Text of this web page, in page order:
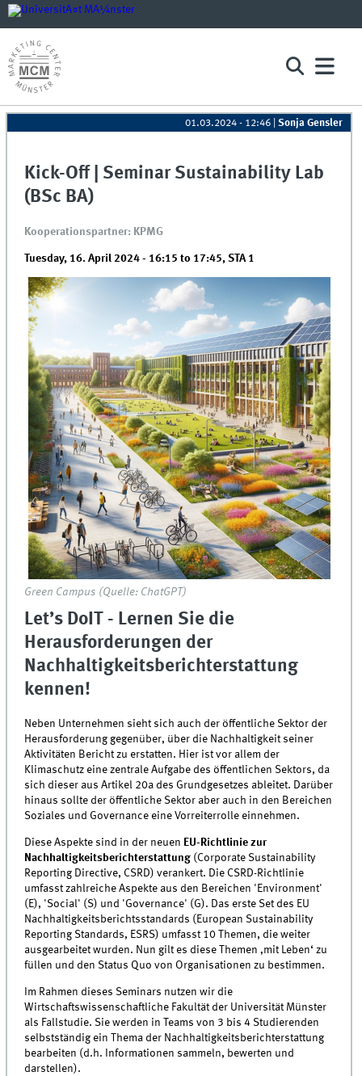
01.03.2024 - 12:46 |Sonja Gensler
Kick-Off | Seminar Sustainability Lab
(BSc BA)
Kooperationspartner: KPMG
Tuesday, 16. April 2024 - 16:15 to 17:45,STA 1
Green Campus (Quelle: ChatGPT)
Let’s DoIT - Lernen Sie die
Herausforderungen der
Nachhaltigkeitsberichterstattung
kennen!
Neben Unternehmen sieht sich auch der öffentliche Sektor der
Herausforderung gegenüber, über die Nachhaltigkeit seiner
Aktivitäten Bericht zu erstatten. Hier ist vor allem der
Klimaschutz eine zentrale Aufgabe des öffentlichen Sektors, da
sich dieser aus Artikel 20a des Grundgesetzes ableitet. Darüber
hinaus sollte der öffentliche Sektor aber auch in den Bereichen
Soziales und Governance eine Vorreiterrolle einnehmen.
Diese Aspekte sind in der neuen EU-Richtlinie zur
Nachhaltigkeitsberichterstattung (Corporate Sustainability
Reporting Directive, CSRD) verankert. Die CSRD-Richtlinie
umfasst zahlreiche Aspekte aus den Bereichen 'Environment'
(E), 'Social' (S) und 'Governance' (G). Das erste Set des EU
Nachhaltigkeitsberichtsstandards (European Sustainability
Reporting Standards, ESRS) umfasst 10 Themen, die weiter
ausgearbeitet wurden. Nun gilt es diese Themen ‚mit Leben‘ zu
füllen und den Status Quo von Organisationen zu bestimmen.
Im Rahmen dieses Seminars nutzen wir die
Wirtschaftswissenschaftliche Fakultät der Universität Münster
als Fallstudie. Sie werden in Teams von 3 bis 4 Studierenden
selbstständig ein Thema der Nachhaltigkeitsberichterstattung
bearbeiten (d.h. Informationen sammeln, bewerten und
darstellen).